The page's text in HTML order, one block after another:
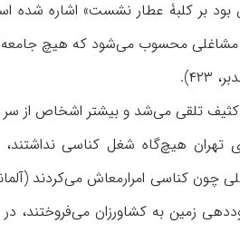
طبـع آدمی‌ است (نصیرالدین، ۲۱۲)؛ اما از جملۀ مشاغلی
از اصناف مهم، اما پست و کثیف تلقی می‌شد و
مستوفی، داش‌مشتیهای تهران هیچ‌گاه شغل
کناسان فضولات را برای کوددهی زمین به